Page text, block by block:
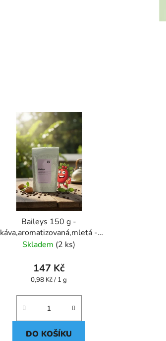
Baileys 150 g -
káva,aromatizovaná,mletá -
Oxalis
Skladem (2 ks)
147 Kč
Měrná
0,98 Kč / 1 g
DO KOŠÍKU